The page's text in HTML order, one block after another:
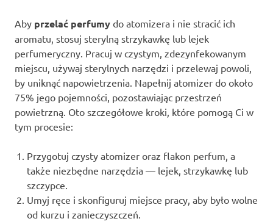
Aby przelać perfumy do atomizera i nie stracić ich
aromatu, stosuj sterylną strzykawkę lub lejek
perfumeryczny. Pracuj w czystym, zdezynfekowanym
miejscu, używaj sterylnych narzędzi i przelewaj powoli,
by uniknąć napowietrzenia. Napełnij atomizer do około
75% jego pojemności, pozostawiając przestrzeń
powietrzną. Oto szczegółowe kroki, które pomogą Ci w
tym procesie:
Przygotuj czysty atomizer oraz flakon perfum, a
także niezbędne narzędzia — lejek, strzykawkę lub
szczypce.
Umyj ręce i skonfiguruj miejsce pracy, aby było wolne
od kurzu i zanieczyszczeń.